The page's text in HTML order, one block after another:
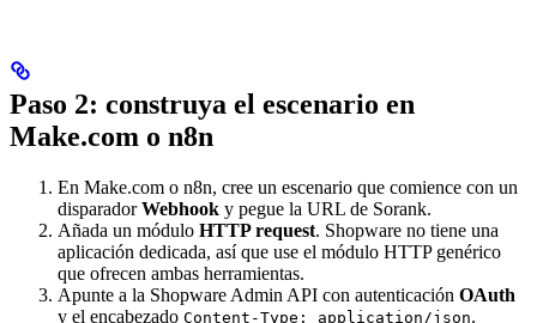
Paso 2: construya el escenario en
Make.com o n8n
En Make.com o n8n, cree un escenario que comience con un
disparadorWebhook y pegue la URL de Sorank.
Añada un módulo HTTP request. Shopware no tiene una
aplicación dedicada, así que use el módulo HTTP genérico
que ofrecen ambas herramientas.
Apunte a la Shopware Admin API con autenticación OAuth
y el encabezado Content-Type: application/json.